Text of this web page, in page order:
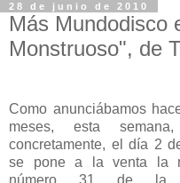
28 de junio de 2010
Más Mundodisco
Monstruoso", de
Como anunciábamos
meses, esta
concretamente, el día 2
se pone a la venta la
número 31 de la